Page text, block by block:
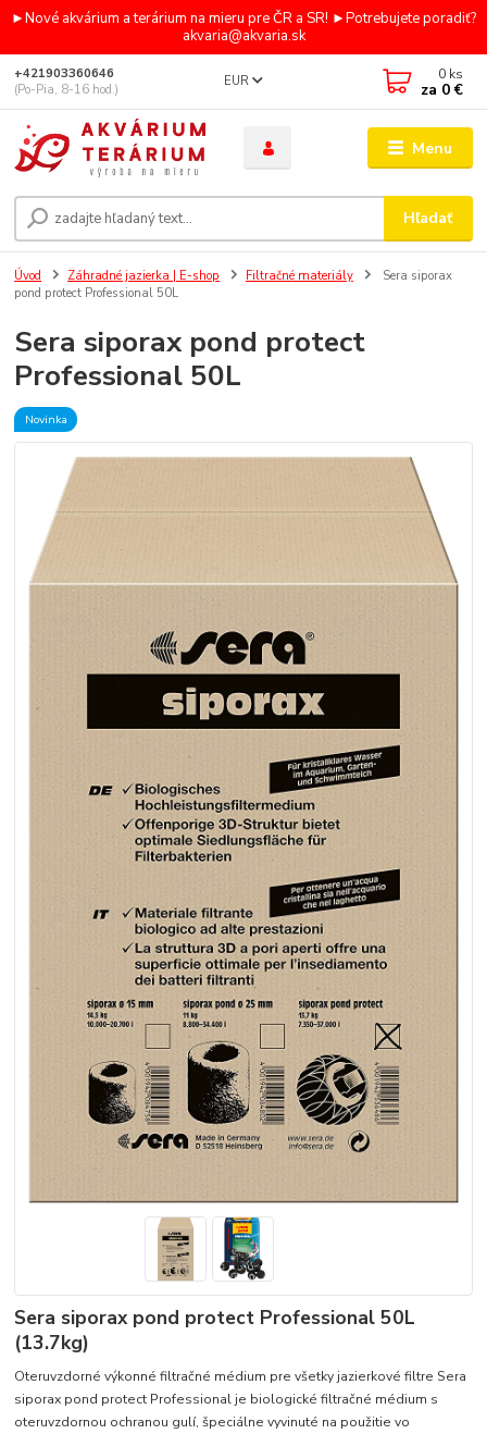
►Nové akvárium a terárium na mieru pre ČR a SR! ►Potrebujete poradiť?
akvaria@akvaria.sk
Menu
EUR
Hľadať
+421903360646
(Po-Pia, 8-16 hod.)
0 ks
za 0 €
Úvod Záhradné jazierka | E-shop Filtračné materiály
Sera siporax
pond protect Professional 50L
Sera siporax pond protect
Professional 50L
Novinka
Sera siporax pond protect Professional 50L
(13.7kg)
Oteruvzdorné výkonné filtračné médium pre všetky jazierkové filtre Sera
siporax pond protect Professional je biologické filtračné médium s
oteruvzdornou ochranou gulí, špeciálne vyvinuté na použitie vo